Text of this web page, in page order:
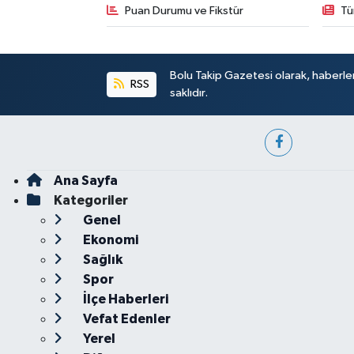
Puan Durumu ve Fikstür
RSS
Bolu Takip Gazetesi olarak,
saklıdır.
Ana Sayfa
Kategoriler
Genel
Ekonomi
Sağlık
Spor
İlçe Haberleri
Vefat Edenler
Yerel